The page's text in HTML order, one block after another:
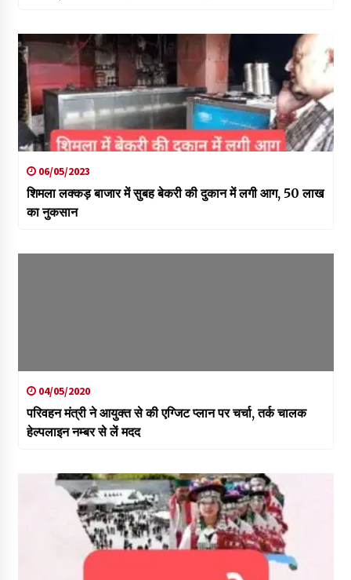
06/05/2023
शिमला लक्कड़ बाजार में सुबह बेकरी की दुकान में लगी आग, 50 लाख
का नुकसान
04/05/2020
परिवहन मंत्री ने आयुक्त से की एग्जिट प्लान पर चर्चा, तर्क चालक
हेल्पलाइन नम्बर से लें मदद